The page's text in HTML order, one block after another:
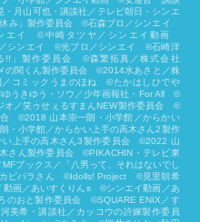
月山可也・講談社／テレビ朝日・シンエ
み」製作委員会 ©石森プロ／シンエイ
エイ ©中崎タツヤ／シンエイ動画
シンエイ ©光プロ／シンエイ ©石崎洋
!!」製作委員会 ©森繁拓真／株式会社
の関くん製作委員会 ©2014水あさと／株
／コミックうまのほね ©たかはしひでや
うきゆう・ソウ／少年画報社・For All ©
／笑ゥせぇるすまんNEW製作委員会 ©
©2018 山本崇一朗・小学館／からかい
・小学館／からかい上手の高木さん2製作
上手の高木さん3製作委員会 ©2022 山
さん製作委員会 ©PIKACHIN・テレビ東
ブックス／「八男って、それはないでし
ピバラさん ©︎Idolls! Project ©見里朝希
画／あいすくりんs ©シンエイ動画／あ
のおと製作委員会 ©SQUARE ENIX／す
美希・講談社／カッコウの許嫁製作委員